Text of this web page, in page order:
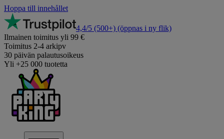
Hoppa till innehållet
4,4/5 (500+) (öppnas i ny flik)
Ilmainen toimitus yli 99 €
Toimitus 2-4 arkipv
30 päivän palautusoikeus
Yli +25 000 tuotetta